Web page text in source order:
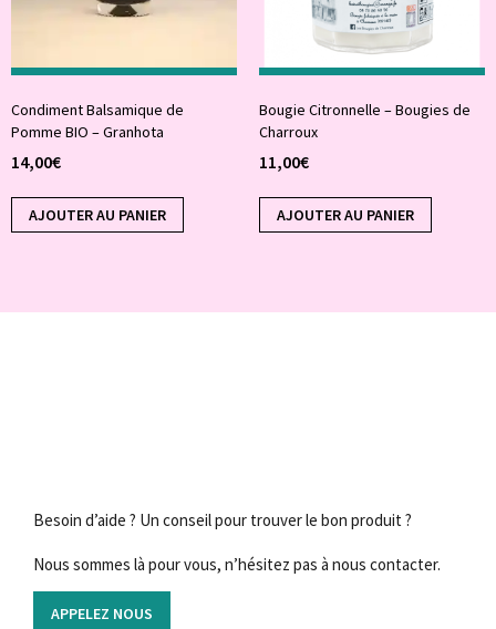
Condiment Balsamique de
Pomme BIO – Granhota
14,00€
AJOUTER AU PANIER
Bougie Citronnelle – Bougies de
Charroux
11,00€
AJOUTER AU PANIER
Besoin d’aide ? Un conseil pour trouver le bon produit ?
Nous sommes là pour vous, n’hésitez pas à nous contacter.
APPELEZ NOUS